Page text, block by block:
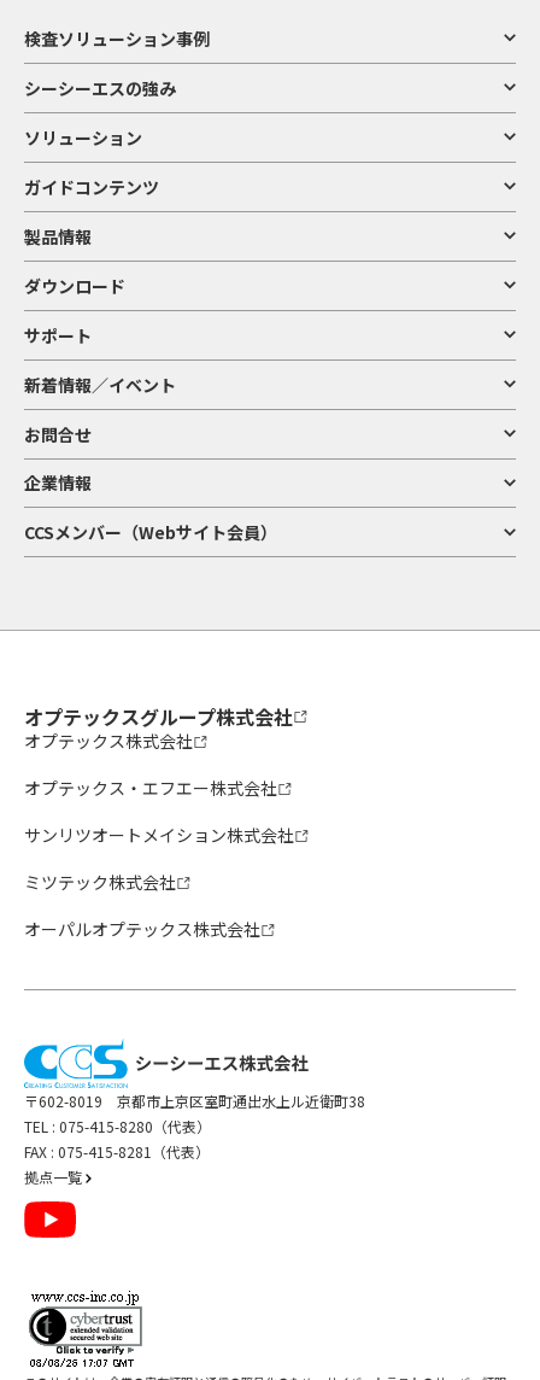
検査ソリューション事例
シーシーエスの強み
ソリューション
ガイドコンテンツ
製品情報
ダウンロード
サポート
新着情報／イベント
お問合せ
企業情報
CCSメンバー（Webサイト会員）
オプテックスグループ株式会社
オプテックス株式会社
オプテックス・エフエー株式会社
サンリツオートメイション株式会社
ミツテック株式会社
オーパルオプテックス株式会社
〒602-8019 京都市上京区室町通出水上ル近衛町38
TEL : 075-415-8280（代表）
FAX : 075-415-8281（代表）
拠点一覧